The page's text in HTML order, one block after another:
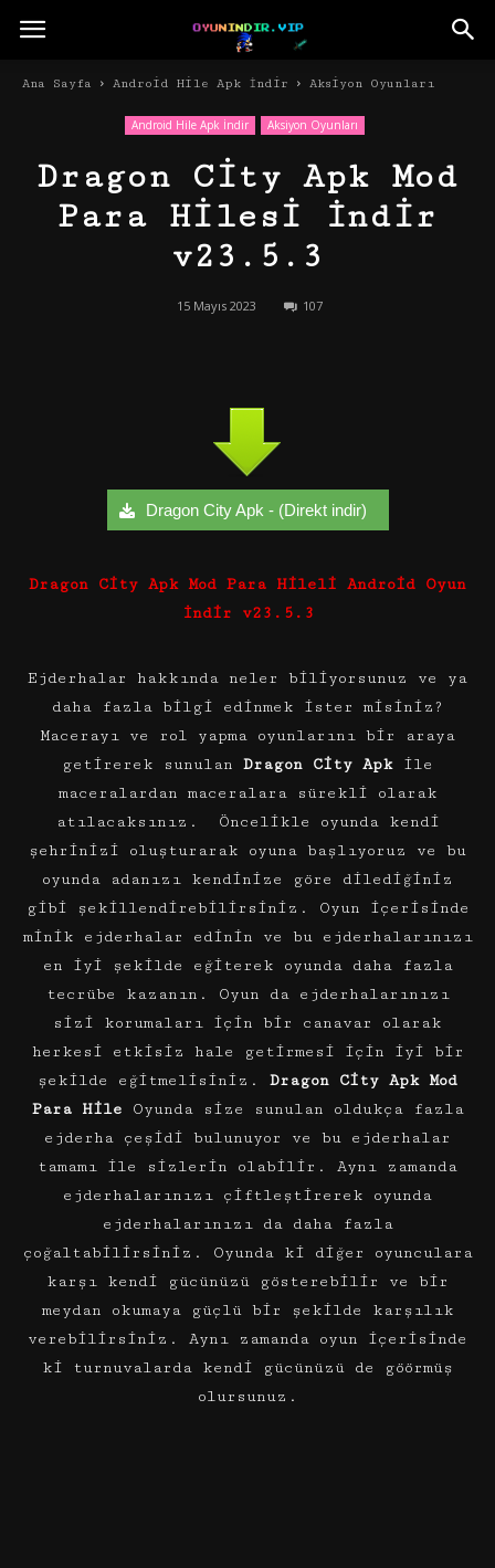
Ana Sayfa Android Hile Apk İndir Aksiyon Oyunları
Android Hile Apk İndir Aksiyon Oyunları
Dragon City Apk Mod
Para Hilesi İndir
v23.5.3
15 Mayıs 2023 107
Dragon City Apk - (Direkt indir)
Dragon City Apk Mod Para Hileli Android Oyun
İndir v23.5.3
Ejderhalar hakkında neler biliyorsunuz ve ya
daha fazla bilgi edinmek ister misiniz?
Macerayı ve rol yapma oyunlarını bir araya
getirerek sunulan Dragon City Apk ile
maceralardan maceralara sürekli olarak
atılacaksınız. Öncelikle oyunda kendi
şehrinizi oluşturarak oyuna başlıyoruz ve bu
oyunda adanızı kendinize göre dilediğiniz
gibi şekillendirebilirsiniz. Oyun içerisinde
minik ejderhalar edinin ve bu ejderhalarınızı
en iyi şekilde eğiterek oyunda daha fazla
tecrübe kazanın. Oyun da ejderhalarınızı
sizi korumaları için bir canavar olarak
herkesi etkisiz hale getirmesi için iyi bir
şekilde eğitmelisiniz. Dragon City Apk Mod
Para Hile Oyunda size sunulan oldukça fazla
ejderha çeşidi bulunuyor ve bu ejderhalar
tamamı ile sizlerin olabilir. Aynı zamanda
ejderhalarınızı çiftleştirerek oyunda
ejderhalarınızı da daha fazla
çoğaltabilirsiniz. Oyunda ki diğer oyunculara
karşı kendi gücünüzü gösterebilir ve bir
meydan okumaya güçlü bir şekilde karşılık
verebilirsiniz. Aynı zamanda oyun içerisinde
ki turnuvalarda kendi gücünüzü de göörmüş
olursunuz.